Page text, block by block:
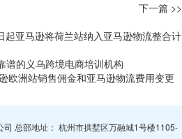
下一篇 >>
起亚马逊将荷兰站纳入亚马逊物流整合计
谱的义乌跨境电商培训机构
欧洲站销售佣金和亚马逊物流费用变更
总部地址： 杭州市拱墅区万融城1号楼1105-